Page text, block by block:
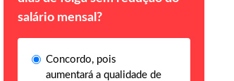
salário mensal?
Concordo, pois
aumentará a qualidade de